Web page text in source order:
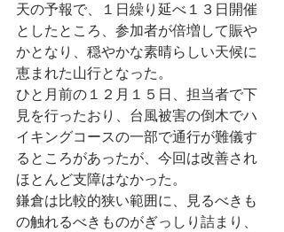
天の予報で、１日繰り延べ１３日開催
としたところ、参加者が倍増して賑や
かとなり、穏やかな素晴らしい天候に
恵まれた山行となった。
ひと月前の１２月１５日、担当者で下
見を行ったおり、台風被害の倒木でハ
イキングコースの一部で通行が難儀す
るところがあったが、今回は改善され
ほとんど支障はなかった。
鎌倉は比較的狭い範囲に、見るべきも
の触れるべきものがぎっしり詰まり、